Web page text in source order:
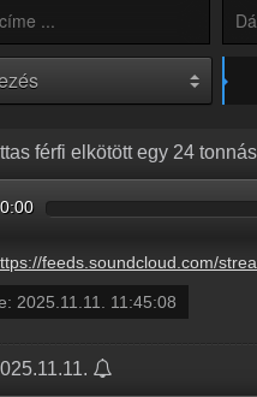
férfi elkötött egy 24
feeds.soundcloud.com/stream/2210610653-radio1hungary-3-egy-ittas-ferfi-elkotott-egy-24-tonnas-buldozert-es-letarolt-vele-egy-ipari-
2025.11.11. 11:45:08